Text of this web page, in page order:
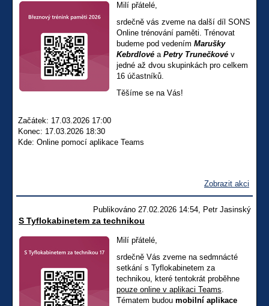
Milí přátelé,
srdečně vás zveme na další díl SONS
Online trénování paměti. Trénovat
budeme pod vedením Marušky
Kebrdlové a Petry Trunečkové v
jedné až dvou skupinkách pro celkem
16 účastníků.
Těšíme se na Vás!
Začátek: 17.03.2026 17:00
Konec: 17.03.2026 18:30
Kde: Online pomocí aplikace Teams
Zobrazit akci
Publikováno 27.02.2026 14:54, Petr Jasinský
S Tyflokabinetem za technikou
Milí přátelé,
srdečně Vás zveme na sedmnácté
setkání s Tyflokabinetem za
technikou, které tentokrát proběhne
pouze online v aplikaci Teams.
Tématem budou mobilní aplikace